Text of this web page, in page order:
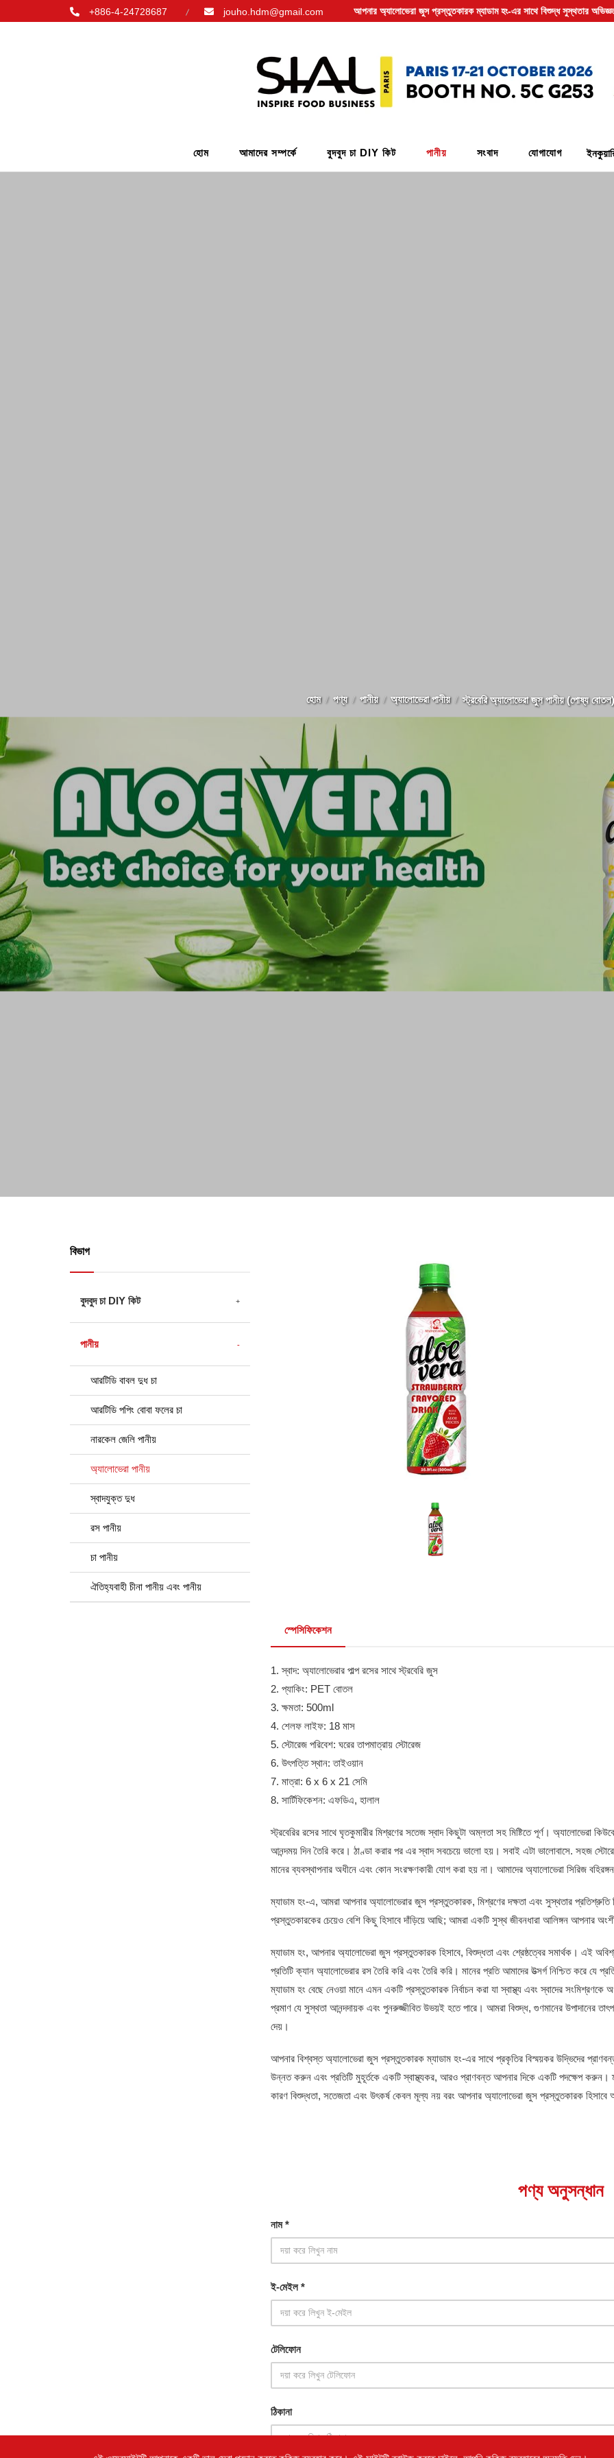
+886-4-24728687 jouho.hdm@gmail.com আপনার অ্যালোভেরা জুস প্রস্তুতকারক ম্যাডাম হং-এর সাথে বিশুদ্ধ সুস্থতার
হোম আমাদের সম্পর্কে বুদবুদ চা DIY কিট পানীয় সংবাদ যোগাযোগ
হোম পণ্য পানীয় অ্যালোভেরা পানীয় স্ট্রবেরি অ্যালোভেরা জুস পানীয় (পোষ্য বোতল)
বিভাগ
বুদবুদ চা DIY কিট
পানীয়
আরটিডি বাবল দুধ চা
আরটিডি পপিং বোবা ফলের চা
নারকেল জেলি পানীয়
অ্যালোভেরা পানীয়
স্বাদযুক্ত দুধ
রস পানীয়
চা পানীয়
ঐতিহ্যবাহী চীনা পানীয় এবং পানীয়
স্পেসিফিকেশন
1. স্বাদ: অ্যালোভেরার পাল্প রসের সাথে স্ট্রবেরি জুস
2. প্যাকিং: PET বোতল
3. ক্ষমতা: 500ml
4. শেলফ লাইফ: 18 মাস
5. স্টোরেজ পরিবেশ: ঘরের তাপমাত্রায় স্টোরেজ
6. উৎপত্তি স্থান: তাইওয়ান
7. মাত্রা: 6 x 6 x 21 সেমি
8. সার্টিফিকেশন: এফডিএ, হালাল
স্ট্রবেরির রসের সাথে ঘৃতকুমারীর মিশ্রণের সতেজ স্বাদ কিছুটা অম্লতা সহ মিষ্টিতে পূর্ণ। অ্যালোভেরা
আনন্দময় দিন তৈরি করে। ঠাণ্ডা করার পর এর স্বাদ সবচেয়ে ভালো হয়। সবাই এটা ভালোবাসে. সহজ
মানের ব্যবস্থাপনার অধীনে এবং কোন সংরক্ষণকারী যোগ করা হয় না। আমাদের অ্যালোভেরা সিরিজ
ম্যাডাম হং-এ, আমরা আপনার অ্যালোভেরার জুস প্রস্তুতকারক, মিশ্রণের দক্ষতা এবং সুস্থতার প্রতিশ্রুতি
প্রস্তুতকারকের চেয়েও বেশি কিছু হিসাবে দাঁড়িয়ে আছি; আমরা একটি সুস্থ জীবনধারা আলিঙ্গন আপনার
ম্যাডাম হং, আপনার অ্যালোভেরা জুস প্রস্তুতকারক হিসাবে, বিশুদ্ধতা এবং শ্রেষ্ঠত্বের সমার্থক। এই
প্রতিটি ক্যান অ্যালোভেরার রস তৈরি করি এবং তৈরি করি। মানের প্রতি আমাদের উত্সর্গ নিশ্চিত করে যে
ম্যাডাম হং বেছে নেওয়া মানে এমন একটি প্রস্তুতকারক নির্বাচন করা যা স্বাস্থ্য এবং স্বাদের
প্রমাণ যে সুস্থতা আনন্দদায়ক এবং পুনরুজ্জীবিত উভয়ই হতে পারে। আমরা বিশুদ্ধ, গুণমানের উপাদানের
দেয়।
আপনার বিশ্বস্ত অ্যালোভেরা জুস প্রস্তুতকারক ম্যাডাম হং-এর সাথে প্রকৃতির বিস্ময়কর উদ্ভিদের
উন্নত করুন এবং প্রতিটি মুহূর্তকে একটি স্বাস্থ্যকর, আরও প্রাণবন্ত আপনার দিকে একটি পদক্ষেপ করুন।
কারণ বিশুদ্ধতা, সতেজতা এবং উৎকর্ষ কেবল মূল্য নয় বরং আপনার অ্যালোভেরা জুস প্রস্তুতকারক হিসাবে
পণ্য অনুসন্ধান
নাম *
ই-মেইল *
টেলিফোন
ঠিকানা